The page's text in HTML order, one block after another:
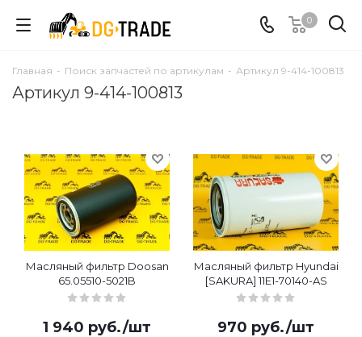
0
Главная - Поиск запчастей по артикулам - Артикул 9-414-100813
Артикул 9-414-100813
Масляный фильтр Doosan
65.05510-5021B
1 940 руб./шт
Масляный фильтр Hyundai
[SAKURA] 11E1-70140-AS
970 руб./шт